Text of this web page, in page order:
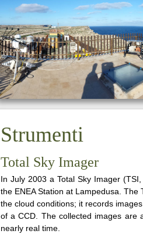
Strumenti
Total Sky Imager
In July 2003 a Total Sky Imager
the ENEA Station at Lampedusa.
the cloud conditions; it records
of a CCD. The collected images are
nearly real time.